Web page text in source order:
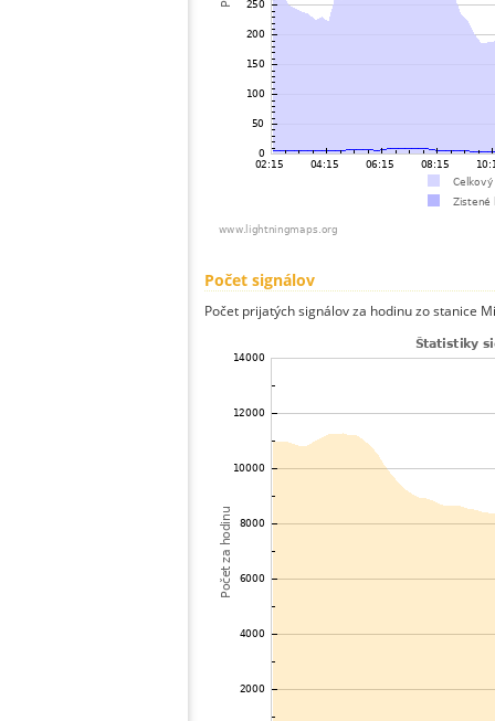
Počet signálov
Počet prijatých signálov za hodinu zo stanice